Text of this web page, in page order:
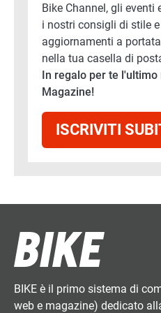
Bike Channel, gli eventi
i nostri consigli di stile
aggiornamenti a
nella tua casella di
In regalo per te l'ultimo
Magazine!
ISCRIVITI
BIKE è il primo sistema di
web e magazine) dedicato